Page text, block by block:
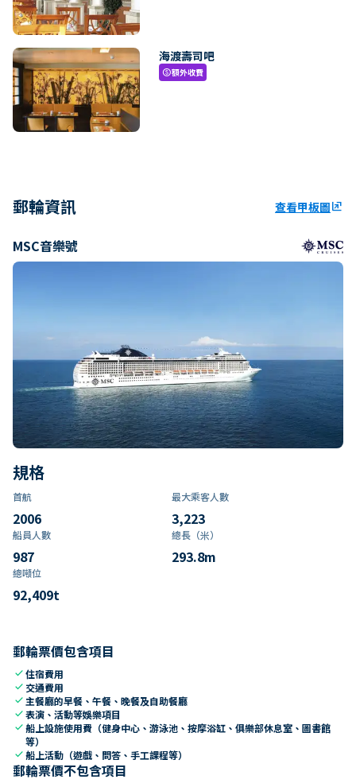
海渡壽司吧
paid額外收費
郵輪資訊 查看甲板圖ungroup
MSC音樂號
規格
首航
2006
最大乘客人數
3,223
船員人數
987
總長（米）
293.8m
總噸位
92,409t
郵輪票價包含項目
check住宿費用
check 交通費用
check 主餐廳的早餐、午餐、晚餐及自助餐廳
check表演、活動等娛樂項目
check船上設施使用費（健身中心、游泳池、按摩浴缸、俱樂部休息室、圖書館
等）
check船上活動（遊戲、問答、手工課程等）
郵輪票價不包含項目